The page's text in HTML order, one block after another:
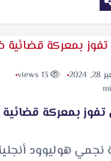
13 views
تفوز بمعركة
نجمي هوليوود